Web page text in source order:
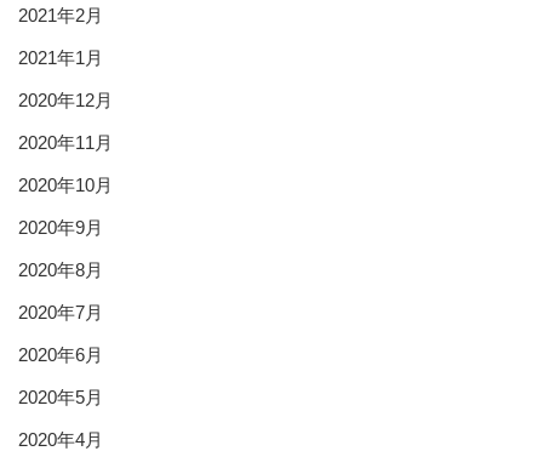
2021年2月
2021年1月
2020年12月
2020年11月
2020年10月
2020年9月
2020年8月
2020年7月
2020年6月
2020年5月
2020年4月